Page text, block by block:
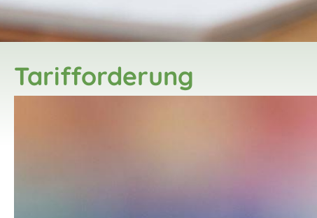
Tarifforderung